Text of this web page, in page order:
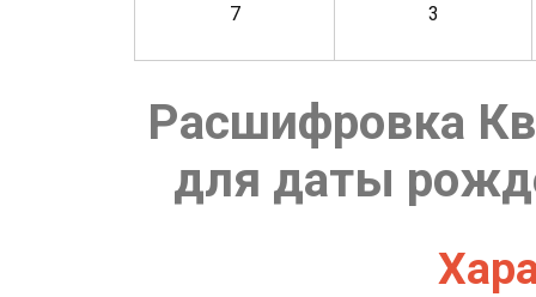
7
3
Расшифровка
для даты